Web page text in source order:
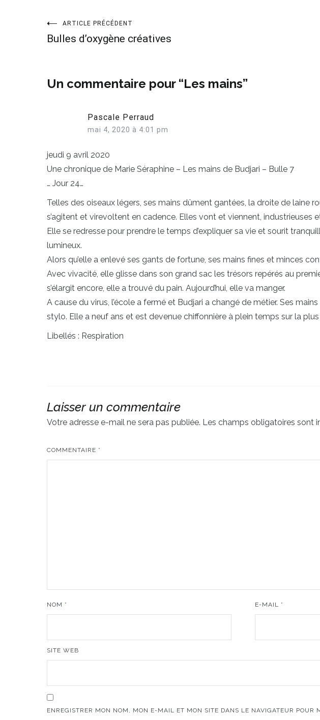
Navigation
l’article
ARTICLE PRÉCÉDENT
Bulles d’oxygène créatives
Un commentaire pour “Les mains”
Pascale Perraud
mai 4, 2020 à 4:01 pm
jeudi 9 avril 2020
Une chronique de Marie Séraphine – Les mains de Budjari – Bulle 7
… Jour 24…
Telles des oiseaux légers, ses mains dûment gantées, la droite de laine
s’agitent et virevoltent en cadence. Elles vont et viennent, industrieuses
Elle se redresse pour prendre le temps d’expliquer sa vie et sourit
lumineux.
Alors qu’elle a enlevé ses gants de fortune, ses mains fines et minces
Avec vivacité, elle glisse dans son grand sac les trésors repérés au
s’élargit encore, elle a trouvé du pain. Aujourd’hui, elle va manger.
A cause du virus, l’école a fermé et Budjari a changé de métier. Ses
stylo. Elle a neuf ans et est devenue chiffonnière à plein temps sur la
Libellés : Respiration
Laisser un commentaire
Votre adresse e-mail ne sera pas publiée. Les champs obligatoires sont
COMMENTAIRE *
NOM * E-MAIL *
SITE WEB
ENREGISTRER MON NOM, MON E-MAIL ET MON SITE DANS LE NAVIGATEUR POUR